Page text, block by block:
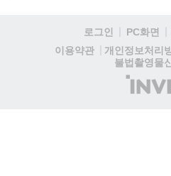
로그인 PC화면
이용약관
개인정보처리
불법촬영물
(
인